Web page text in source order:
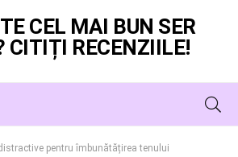
CEL MAI BUN SER
CITIȚI RECENZIILE!
pentru îmbunătățirea tenului